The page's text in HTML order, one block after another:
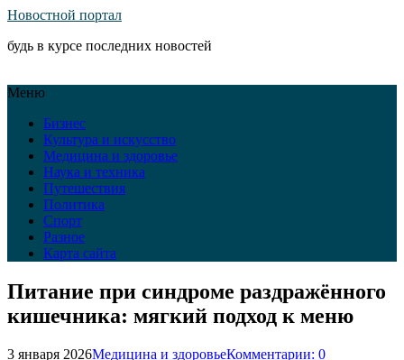
Новостной портал
будь в курсе последних новостей
Меню
Бизнес
Культура и искусство
Медицина и здоровье
Наука и техника
Путешествия
Политика
Спорт
Разное
Карта сайта
Питание при синдроме раздражённого
кишечника: мягкий подход к меню
3 января 2026Медицина и здоровьеКомментарии: 0